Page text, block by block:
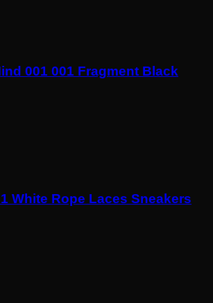
001 001 Fragment Black
White Rope Laces Sneakers